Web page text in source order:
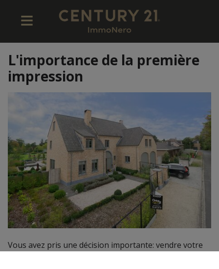
L'importance de la première
impression
Vous avez pris une décision importante: vendre votre